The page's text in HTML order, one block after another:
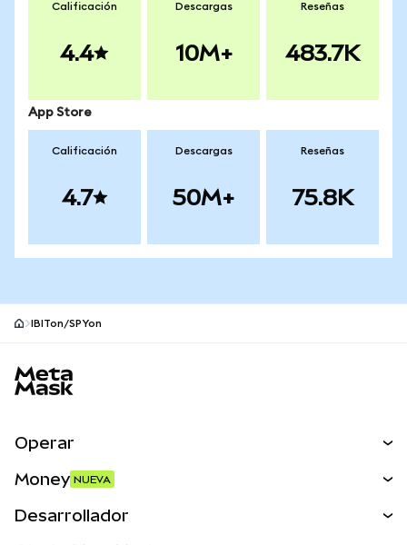
Calificación
4.4
Descargas
10M+
Reseñas
483.7K
App Store
Calificación
4.7
Descargas
50M+
Reseñas
75.8K
IBITon/SPYon
Operar
Money NUEVA
Desarrollador